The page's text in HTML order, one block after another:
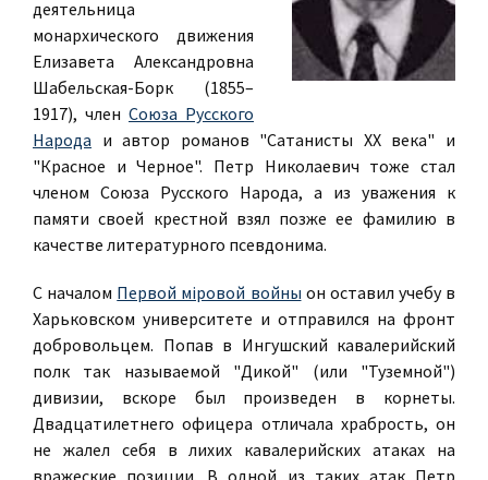
деятельница
монархического движения
Елизавета Александровна
Шабельская-Борк (1855–
1917), член Союза Русского
Народа и автор романов "Сатанисты ХХ века" и
"Красное и Черное". Петр Николаевич тоже стал
членом Союза Русского Народа, а из уважения к
памяти своей крестной взял позже ее фамилию в
качестве литературного псевдонима.
С началом Первой міровой войны он оставил учебу в
Харьковском университете и отправился на фронт
добровольцем. Попав в Ингушский кавалерийский
полк так называемой "Дикой" (или "Туземной")
дивизии, вскоре был произведен в корнеты.
Двадцатилетнего офицера отличала храбрость, он
не жалел себя в лихих кавалерийских атаках на
вражеские позиции. В одной из таких атак Петр